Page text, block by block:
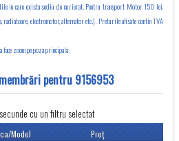
in care exista sediu de curierat. Pentru transport Motor 150 lei,
electromotor, alternator etc.). Preturile afisate contin TVA
zoom pe poza principala.
pentru 9156953
secunde cu un filtru selectat
Model
Preţ